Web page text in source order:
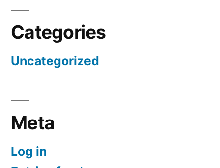
Categories
Uncategorized
Meta
Log in